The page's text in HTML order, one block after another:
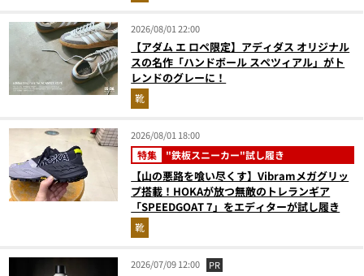
2026/08/01 22:00
【アダム エ ロペ限定】アディダス オリジナル
スの名作「ハンドボール スペツィアル」がト
レンドのグレーに！
靴
2026/08/01 18:00
特集 "鉄板スニーカー"試し履き
【山の悪路を喰い尽くす】Vibramメガグリッ
プ搭載！HOKAが放つ無敵のトレランギア
「SPEEDGOAT 7」をエディターが試し履き
靴
2026/07/09 12:00 PR